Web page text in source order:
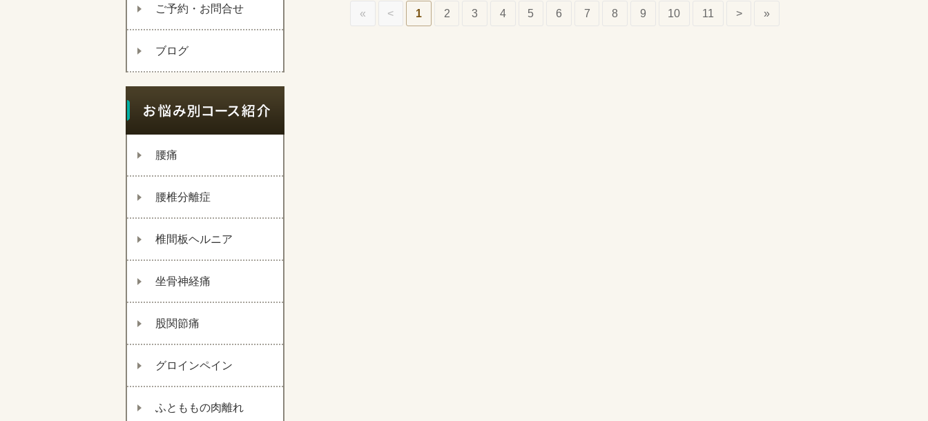
ご予約・お問合せ
ブログ
腰痛
腰椎分離症
椎間板ヘルニア
坐骨神経痛
股関節痛
グロインペイン
ふとももの肉離れ
« < 1 2 3 4 5 6 7 8 9 10 11 > »